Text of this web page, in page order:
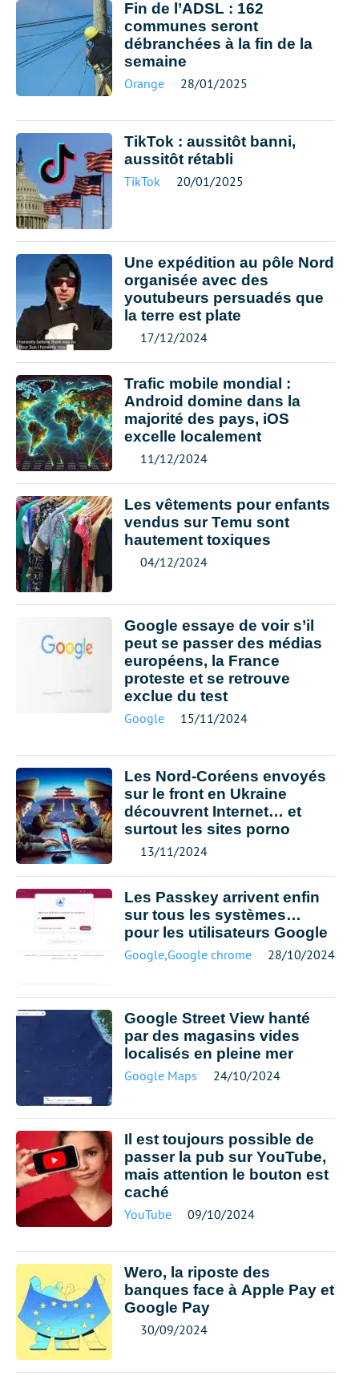
Fin de l’ADSL : 162
communes seront
débranchées à la fin de la
semaine
Orange 28/01/2025
TikTok : aussitôt banni,
aussitôt rétabli
TikTok 20/01/2025
Une expédition au pôle Nord
organisée avec des
youtubeurs persuadés que
la terre est plate
17/12/2024
Trafic mobile mondial :
Android domine dans la
majorité des pays, iOS
excelle localement
11/12/2024
Les vêtements pour enfants
vendus sur Temu sont
hautement toxiques
04/12/2024
Google essaye de voir s’il
peut se passer des médias
européens, la France
proteste et se retrouve
exclue du test
Google 15/11/2024
Les Nord-Coréens envoyés
sur le front en Ukraine
découvrent Internet… et
surtout les sites porno
13/11/2024
Les Passkey arrivent enfin
sur tous les systèmes…
pour les utilisateurs Google
Google,Google chrome 28/10/2024
Google Street View hanté
par des magasins vides
localisés en pleine mer
Google Maps 24/10/2024
Il est toujours possible de
passer la pub sur YouTube,
mais attention le bouton est
caché
YouTube 09/10/2024
Wero, la riposte des
banques face à Apple Pay et
Google Pay
30/09/2024